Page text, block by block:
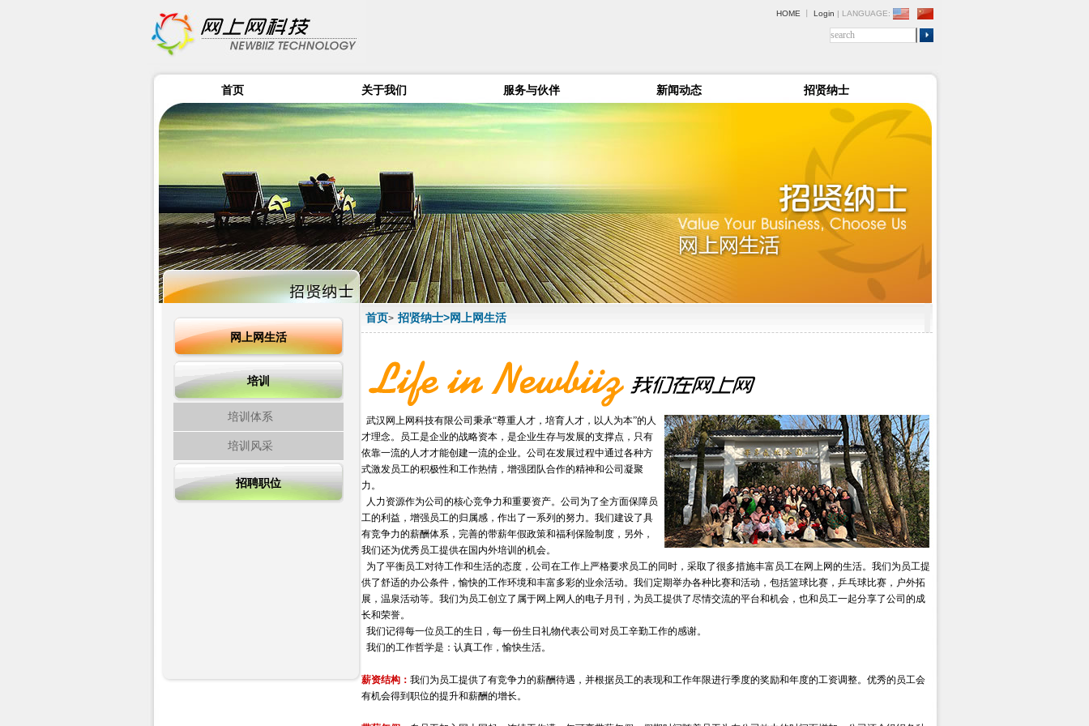
HOME Login | LANGUAGE:
首页 关于我们 服务与伙伴 新闻动态 招贤纳士
网上网生活
培训
培训体系
培训风采
招聘职位
首页> 招贤纳士>网上网生活
武汉网上网科技有限公司秉承“尊重人才，培育人才，以人为本”的人
才理念。员工是企业的战略资本，是企业生存与发展的支撑点，只有
依靠一流的人才才能创建一流的企业。公司在发展过程中通过各种方
式激发员工的积极性和工作热情，增强团队合作的精神和公司凝聚
力。
人力资源作为公司的核心竞争力和重要资产。公司为了全方面保障员
工的利益，增强员工的归属感，作出了一系列的努力。我们建设了具
有竞争力的薪酬体系，完善的带薪年假政策和福利保险制度，另外，
我们还为优秀员工提供在国内外培训的机会。
为了平衡员工对待工作和生活的态度，公司在工作上严格要求员工的同时，采取了很多措施丰富员工在网上网的生活。我们为员工提
供了舒适的办公条件，愉快的工作环境和丰富多彩的业余活动。我们定期举办各种比赛和活动，包括篮球比赛，乒乓球比赛，户外拓
展，温泉活动等。我们为员工创立了属于网上网人的电子月刊，为员工提供了尽情交流的平台和机会，也和员工一起分享了公司的成
长和荣誉。
我们记得每一位员工的生日，每一份生日礼物代表公司对员工辛勤工作的感谢。
我们的工作哲学是：认真工作，愉快生活。
薪资结构： 我们为员工提供了有竞争力的薪酬待遇，并根据员工的表现和工作年限进行季度的奖励和年度的工资调整。优秀的员工会
有机会得到职位的提升和薪酬的增长。